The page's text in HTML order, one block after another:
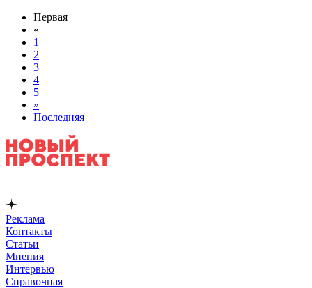
Первая
«
1
2
3
4
5
»
Последняя
Реклама
Контакты
Статьи
Мнения
Интервью
Справочная